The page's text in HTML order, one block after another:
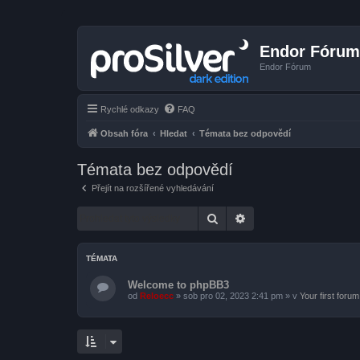
Endor Fórum
Endor Fórum
Rychlé odkazy FAQ
Obsah fóra Hledat Témata bez odpovědí
Témata bez odpovědí
Přejít na rozšířené vyhledávání
Hledat
TÉMATA
Welcome to phpBB3
od Reloecc » sob pro 02, 2023 2:41 pm » v Your first forum